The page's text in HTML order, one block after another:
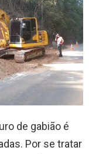
de gabião é
Por se tratar